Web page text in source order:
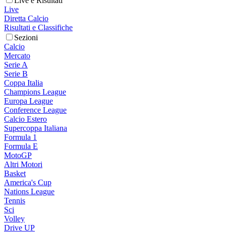
Live
Diretta Calcio
Risultati e Classifiche
Sezioni
Calcio
Mercato
Serie A
Serie B
Coppa Italia
Champions League
Europa League
Conference League
Calcio Estero
Supercoppa Italiana
Formula 1
Formula E
MotoGP
Altri Motori
Basket
America's Cup
Nations League
Tennis
Sci
Volley
Drive UP